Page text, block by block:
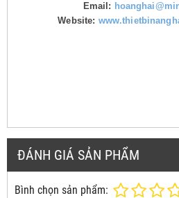
Email:
Website:
ĐÁNH GIÁ SẢN PHẨM
Bình chọn sản phẩm: